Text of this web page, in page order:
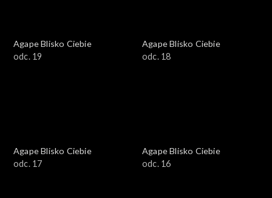
Agape Blisko Ciebie
odc. 19
Agape Blisko Ciebie
odc. 18
Agape Blisko Ciebie
odc. 17
Agape Blisko Ciebie
odc. 16